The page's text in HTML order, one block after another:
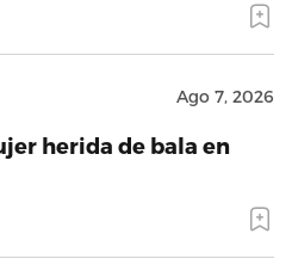
Ago 7, 2026
herida de bala en